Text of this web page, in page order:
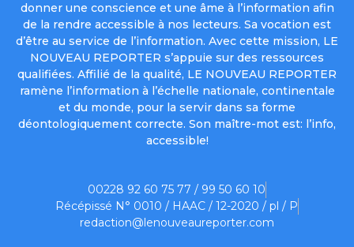
donner une conscience et une âme à l’information afin
de la rendre accessible à nos lecteurs. Sa vocation est
d’être au service de l’information. Avec cette mission, LE
NOUVEAU REPORTER s’appuie sur des ressources
qualifiées. Affilié de la qualité, LE NOUVEAU REPORTER
ramène l’information à l’échelle nationale, continentale
et du monde, pour la servir dans sa forme
déontologiquement correcte. Son maître-mot est: l’info,
accessible!
00228 92 60 75 77 / 99 50 60 10
Récépissé N° 0010 / HAAC / 12-2020 / pl / P
redaction@lenouveaureporter.com